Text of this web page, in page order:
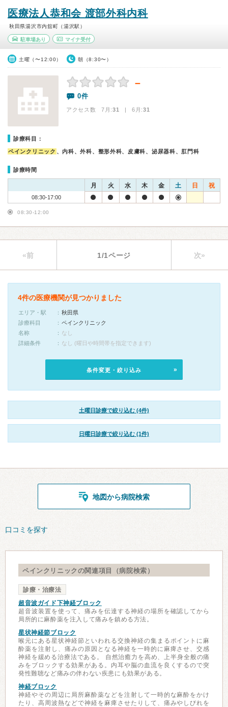
医療法人恭和会 渡部外科内科
秋田県湯沢市内舘町（湯沢駅）
駐車場あり マイナ受付
土曜（〜12:00） 朝（8:30〜）
－
0件
アクセス数 7月:31 | 6月:31
診療科目：
ペインクリニック 、内科、外科、整形外科、皮膚科、泌尿器科、肛門科
診療時間
月 火 水 木 金 土 日 祝
08:30-17:00
08:30-12:00
«前 1/1ページ 次»
4件の医療機関が見つかりました
エリア・駅
秋田県
診療科目
ペインクリニック
名称
なし
詳細条件
なし (曜日や時間帯を指定できます)
条件変更・絞り込み
土曜日診療で絞り込む (4件)
日曜日診療で絞り込む (1件)
地図から病院検索
口コミを探す
ペインクリニックの関連項目（病院検索）
診療・治療法
超音波ガイド下神経ブロック
超音波装置を使って、痛みを伝達する神経の場所を確認してから
局所的に麻酔薬を注入して痛みを鎮める方法。
星状神経節ブロック
喉元にある星状神経節といわれる交換神経の集まるポイントに麻
酔薬を注射し、痛みの原因となる神経を一時的に麻痺させ、交感
神経を緩める治療法である。 自然治癒力を高め、上半身全般の痛
みをブロックする効果がある。内耳や脳の血流を良くするので突
発性難聴など痛みの伴わない疾患にも効果がある。
神経ブロック
神経やその周辺に局所麻酔薬などを注射して一時的な麻酔をかけ
たり、高周波熱などで神経を麻痺させたりして、痛みやしびれを